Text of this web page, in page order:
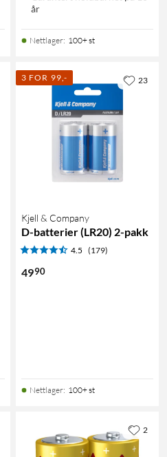
år
Nettlager: 100+ st
3 FOR 99,-
Kjell & Company
D-batterier (LR20) 2-pakk
4.5 (179)
4990
Nettlager: 100+ st
23
2